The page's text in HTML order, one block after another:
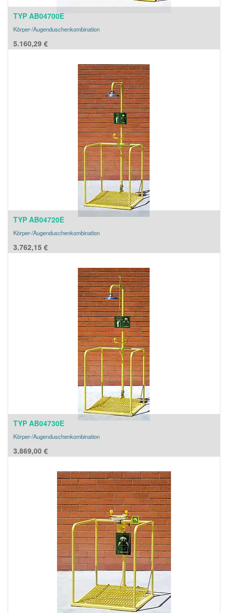
TYP AB04700E
Körper-/Augenduschenkombination
5.160,29 €
TYP AB04720E
Körper-/Augenduschenkombination
3.762,15 €
TYP AB04730E
Körper-/Augenduschenkombination
3.869,00 €